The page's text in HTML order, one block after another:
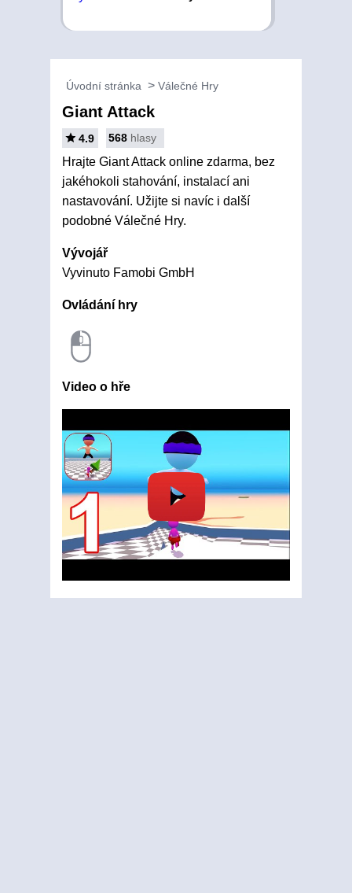
Úvodní stránka Válečné Hry
Giant Attack
4.9 568 hlasy
Hrajte Giant Attack online zdarma, bez
jakéhokoli stahování, instalací ani
nastavování. Užijte si navíc i další
podobné Válečné Hry.
Vývojář
Vyvinuto Famobi GmbH
Ovládání hry
Video o hře